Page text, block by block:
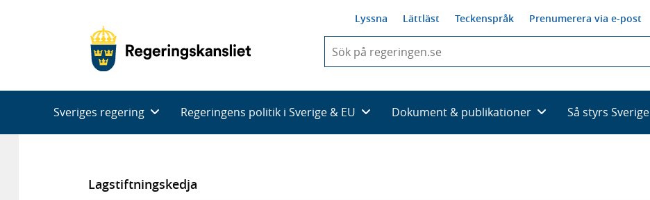
Lyssna Lättläst Teckenspråk Prenumerera via e-post
du
skriva
framträder
en
Sveriges regering Regeringens politik i Sverige & EU Dokument & publikationer Så styrs Sverige
Lagstiftningskedja